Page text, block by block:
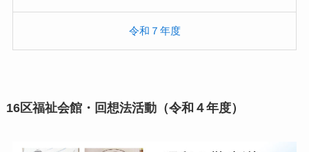
令和７年度
16区福祉会館・回想法活動（令和４年度）